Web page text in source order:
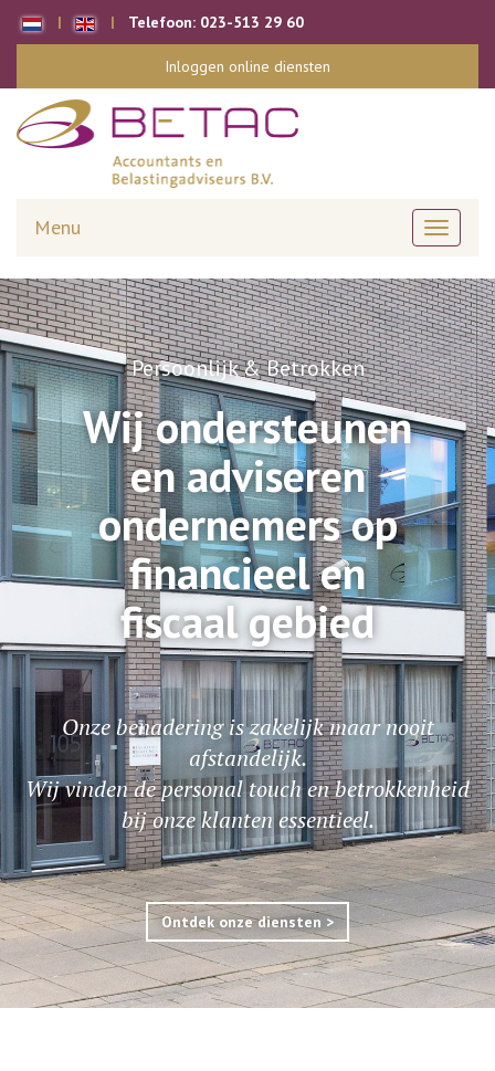
Telefoon: 023-513 29 60
Inloggen online diensten
Toggle
Menu
Persoonlijk & Betrokken
Wij ondersteunen
en adviseren
ondernemers op
financieel en
fiscaal gebied
Onze benadering is zakelijk maar nooit
afstandelijk.
Wij vinden de personal touch en betrokkenheid
bij onze klanten essentieel.
Ontdek onze diensten >